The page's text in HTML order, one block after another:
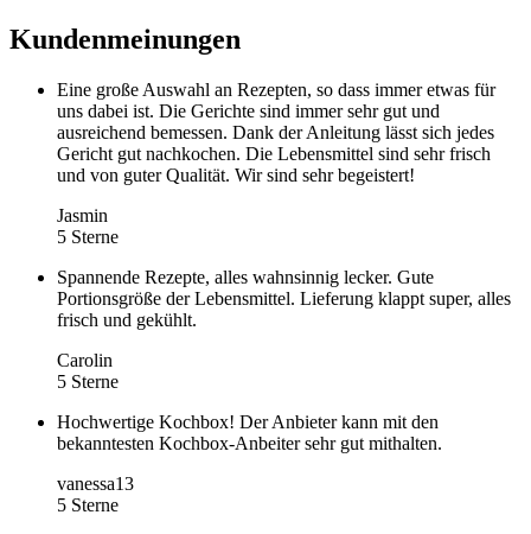
Kundenmeinungen
Eine große Auswahl an Rezepten, so dass immer etwas für
uns dabei ist. Die Gerichte sind immer sehr gut und
ausreichend bemessen. Dank der Anleitung lässt sich jedes
Gericht gut nachkochen. Die Lebensmittel sind sehr frisch
und von guter Qualität. Wir sind sehr begeistert!
Jasmin
5 Sterne
Spannende Rezepte, alles wahnsinnig lecker. Gute
Portionsgröße der Lebensmittel. Lieferung klappt super, alles
frisch und gekühlt.
Carolin
5 Sterne
Hochwertige Kochbox! Der Anbieter kann mit den
bekanntesten Kochbox-Anbeiter sehr gut mithalten.
vanessa13
5 Sterne